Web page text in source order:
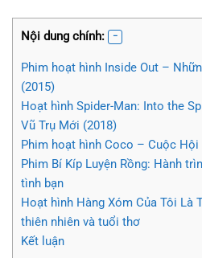
Nội dung chính:
Phim hoạt hình Inside Out –
(2015)
Hoạt hình Spider-Man: Into the
Vũ Trụ Mới (2018)
Phim hoạt hình Coco – Cuộc Hội
Phim Bí Kíp Luyện Rồng: Hành
tình bạn
Hoạt hình Hàng Xóm Của Tôi Là
thiên nhiên và tuổi thơ
Kết luận